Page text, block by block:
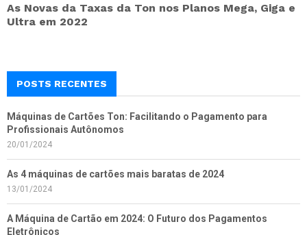
As Novas da Taxas da Ton nos Planos Mega, Giga e
Ultra em 2022
POSTS RECENTES
Máquinas de Cartões Ton: Facilitando o Pagamento para
Profissionais Autônomos
20/01/2024
As 4 máquinas de cartões mais baratas de 2024
13/01/2024
A Máquina de Cartão em 2024: O Futuro dos Pagamentos
Eletrônicos